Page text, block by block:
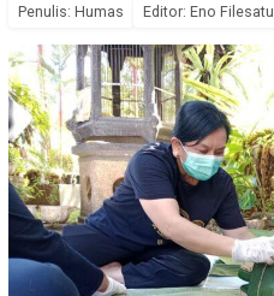
Penulis: Humas Editor: Eno Filesatu